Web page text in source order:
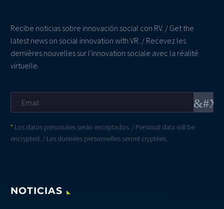
Recibe noticias sobre innovación social con RV. / Get the
latest news on social innovation with VR. / Recevez les
dernières nouvelles sur l'innovation sociale avec la réalité
virtuelle.
* Los datos personales serán encriptados. / Personal data will be
encrypted. / Les données personnelles seront cryptées.
NOTICIAS